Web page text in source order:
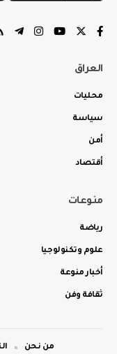
العراق
محليات
سياسة
أمن
أقتصاد
منوعات
رياضة
علوم وتكنولوجيا
أخبار منوعة
ثقافة وفن
من نحن